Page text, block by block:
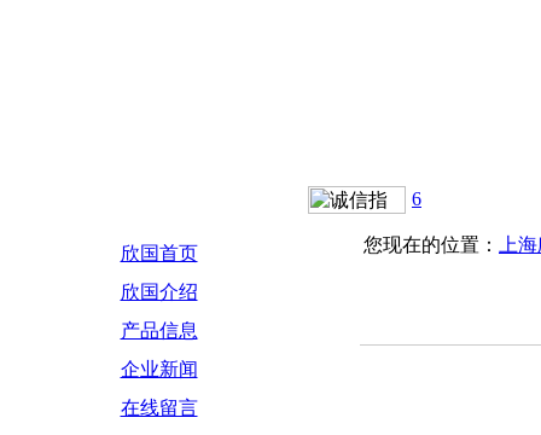
6
欣国首页
欣国介绍
产品信息
企业新闻
在线留言
您现在的位置： 上